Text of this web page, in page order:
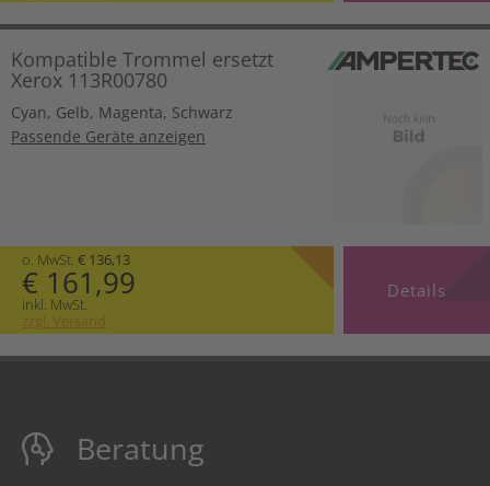
Kompatible Trommel ersetzt
Xerox 113R00780
Cyan, Gelb, Magenta, Schwarz
Passende Geräte anzeigen
o. MwSt. € 136,13
€ 161,99
inkl. MwSt.
zzgl. Versand
Details
Beratung